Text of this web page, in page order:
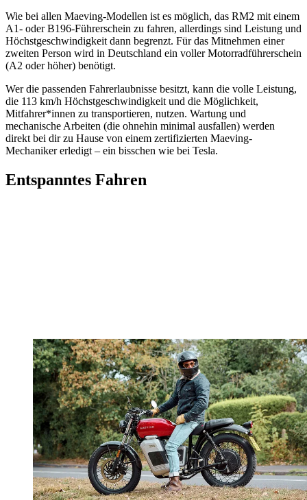
Wie bei allen Maeving-Modellen ist es möglich, das RM2 mit einem
A1- oder B196-Führerschein zu fahren, allerdings sind Leistung und
Höchstgeschwindigkeit dann begrenzt. Für das Mitnehmen einer
zweiten Person wird in Deutschland ein voller Motorradführerschein
(A2 oder höher) benötigt.
Wer die passenden Fahrerlaubnisse besitzt, kann die volle Leistung,
die 113 km/h Höchstgeschwindigkeit und die Möglichkeit,
Mitfahrer*innen zu transportieren, nutzen. Wartung und
mechanische Arbeiten (die ohnehin minimal ausfallen) werden
direkt bei dir zu Hause von einem zertifizierten Maeving-
Mechaniker erledigt – ein bisschen wie bei Tesla.
Entspanntes Fahren